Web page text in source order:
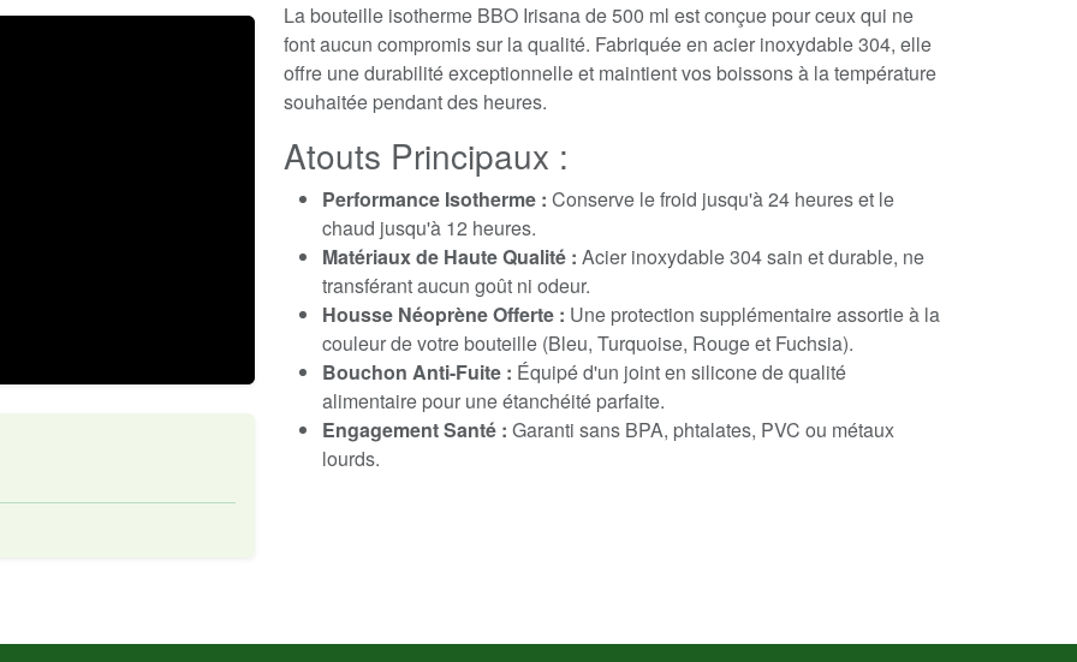
La bouteille isotherme BBO Irisana de 500 ml est conçue pour ceux qui ne
font aucun compromis sur la qualité. Fabriquée en acier inoxydable 304, elle
offre une durabilité exceptionnelle et maintient vos boissons à la température
souhaitée pendant des heures.
Atouts Principaux :
Performance Isotherme : Conserve le froid jusqu'à 24 heures et le
chaud jusqu'à 12 heures.
Matériaux de Haute Qualité : Acier inoxydable 304 sain et durable, ne
transférant aucun goût ni odeur.
Housse Néoprène Offerte : Une protection supplémentaire assortie à la
couleur de votre bouteille (Bleu, Turquoise, Rouge et Fuchsia).
Bouchon Anti-Fuite : Équipé d'un joint en silicone de qualité
alimentaire pour une étanchéité parfaite.
Engagement Santé : Garanti sans BPA, phtalates, PVC ou métaux
lourds.